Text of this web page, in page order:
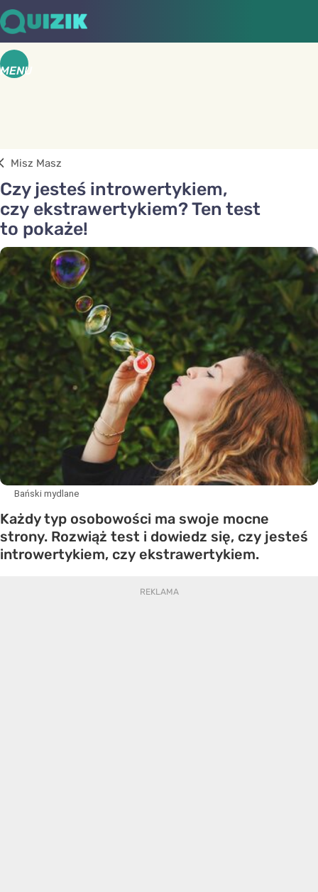
MENU
Misz Masz
Czy jesteś introwertykiem,
czy ekstrawertykiem? Ten test
to pokaże!
Bański mydlane
Każdy typ osobowości ma swoje mocne
strony. Rozwiąż test i dowiedz się, czy jesteś
introwertykiem, czy ekstrawertykiem.